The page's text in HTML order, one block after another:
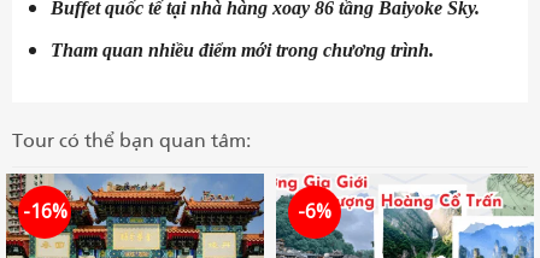
Buffet quốc tế tại nhà hàng xoay 86 tầng Baiyoke Sky.
Tham quan nhiều điểm mới trong chương trình.
Tour có thể bạn quan tâm:
-16% -6%